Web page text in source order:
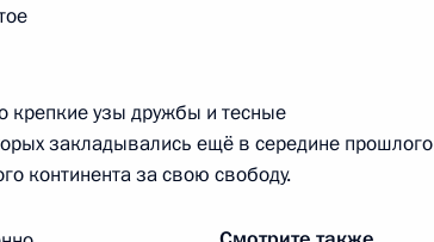
Telegram-канал
YouTube
О персональных
данных пользователей
Написать в редакцию
крепкие узы дружбы и тесные
закладывались ещё в середине прошлого
континента за свою свободу.